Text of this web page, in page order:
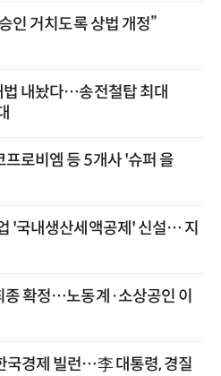
인 거치도록 상법 개정”
법 내놨다…송전철탑 최대
로비엠 등 5개사 '슈퍼 을
'국내생산세액공제' 신설… 지
확정…노동계·소상공인 이
국경제 빌런…李 대통령, 경질